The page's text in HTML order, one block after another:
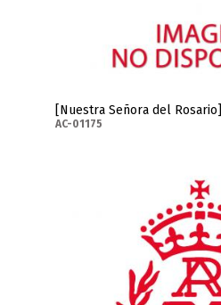
[Nuestra Señora del Rosario]
AC-01175